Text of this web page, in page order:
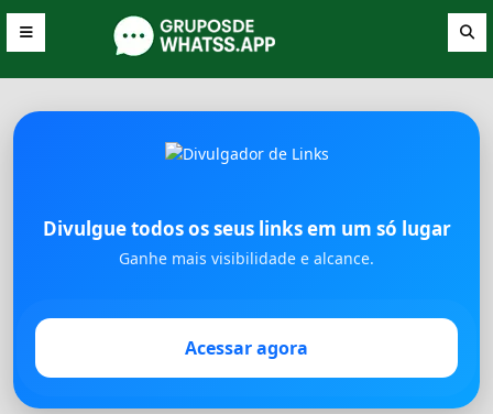
Divulgue todos os seus links em um só lugar
Ganhe mais visibilidade e alcance.
Acessar agora